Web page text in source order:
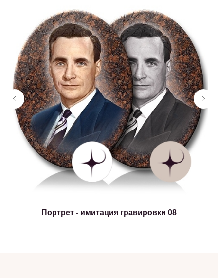
Портрет - имитация гравировки 08